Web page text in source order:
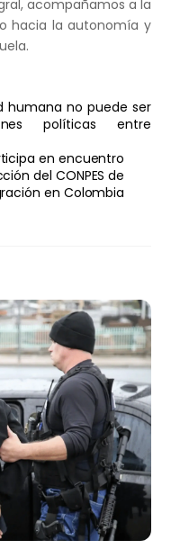
acompañamos a la
hacia la autonomía y
humana no puede ser
políticas entre
en encuentro
del CONPES de
en Colombia